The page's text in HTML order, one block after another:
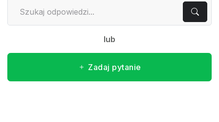
lub
Zadaj pytanie